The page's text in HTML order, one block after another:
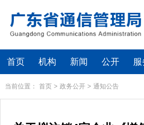
首页 机构 新闻 公开 服
当前位置： 首页 > 政务公开 > 通知公告